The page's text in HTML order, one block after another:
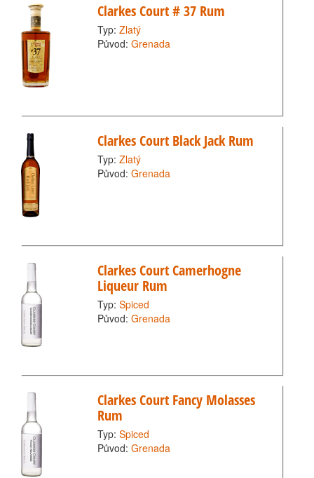
Clarkes Court # 37 Rum
Typ: Zlatý
Původ: Grenada
Clarkes Court Black Jack Rum
Typ: Zlatý
Původ: Grenada
Clarkes Court Camerhogne
Liqueur Rum
Typ: Spiced
Původ: Grenada
Clarkes Court Fancy Molasses
Rum
Typ: Spiced
Původ: Grenada